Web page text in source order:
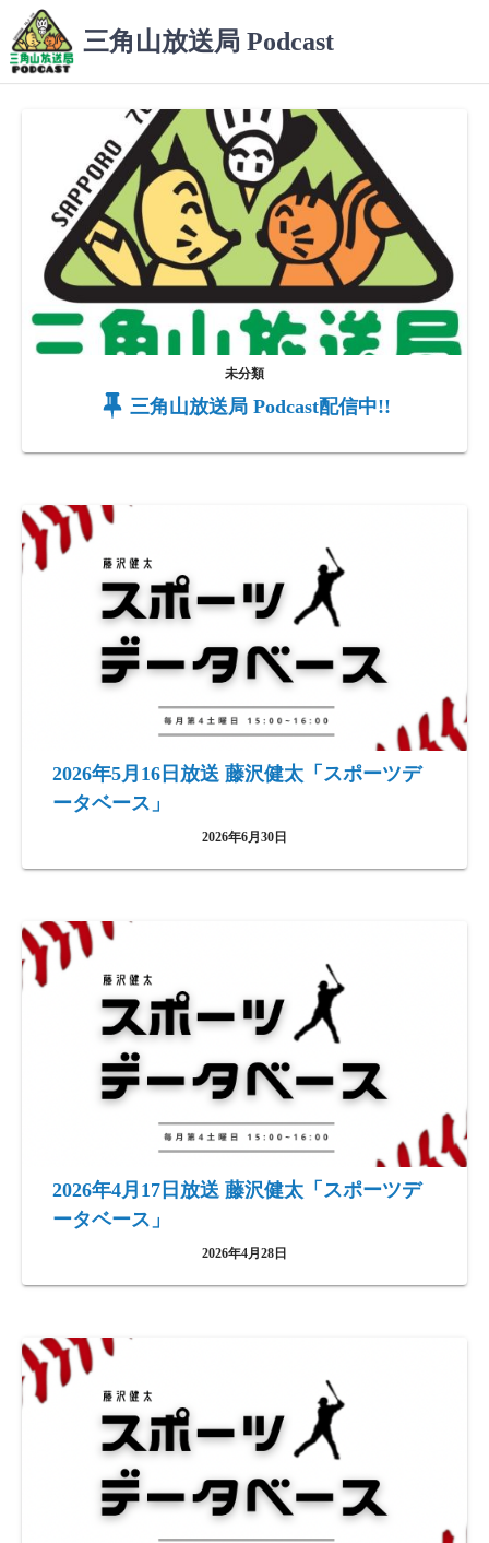
ン
テ
ン
三角山放送局 Podcast
未分類
三角山放送局 Podcast配信中!!
2026年5月16日放送 藤沢健太「スポーツデ
ータベース」
2026年6月30日
2026年4月17日放送 藤沢健太「スポーツデ
ータベース」
2026年4月28日